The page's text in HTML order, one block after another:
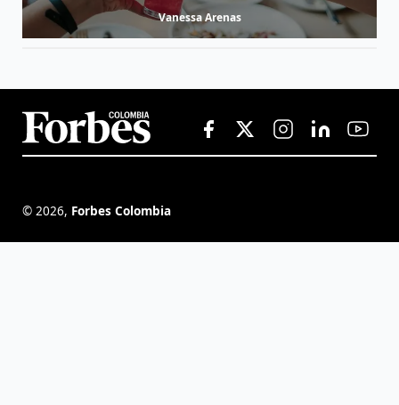
Vanessa Arenas
© 2026, Forbes Colombia